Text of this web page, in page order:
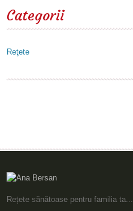
Categorii
Reţete
Rețete sănătoase pentru familia ta...